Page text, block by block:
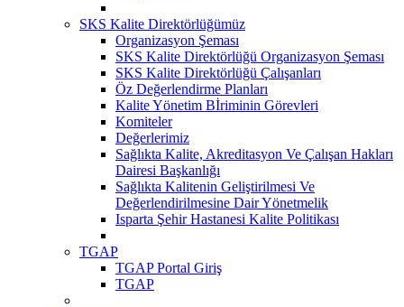
SKS Kalite Direktörlüğümüz
Organizasyon Şeması
SKS Kalite Direktörlüğü Organizasyon Şeması
SKS Kalite Direktörlüğü Çalışanları
Öz Değerlendirme Planları
Kalite Yönetim Bİriminin Görevleri
Komiteler
Değerlerimiz
Sağlıkta Kalite, Akreditasyon Ve Çalışan Hakları
Dairesi Başkanlığı
Sağlıkta Kalitenin Geliştirilmesi Ve
Değerlendirilmesine Dair Yönetmelik
Isparta Şehir Hastanesi Kalite Politikası
TGAP
TGAP Portal Giriş
TGAP